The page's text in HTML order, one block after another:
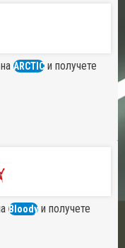
ARCTIC и получете
Bloody и получете